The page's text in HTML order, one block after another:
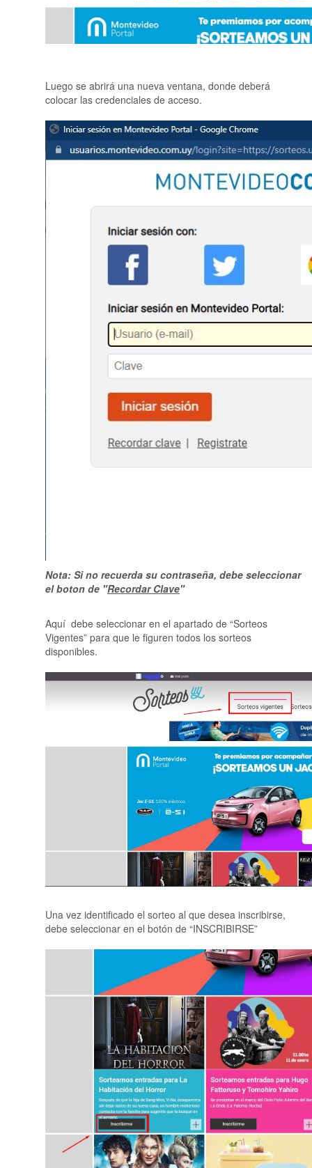
Luego se abrirá una nueva ventana, donde deberá
colocar las credenciales de acceso.
Nota: Si no recuerda su contraseña, debe seleccionar
el boton de "Recordar Clave"
Aquí debe seleccionar en el apartado de “Sorteos
Vigentes” para que le figuren todos los sorteos
disponibles.
Una vez identificado el sorteo al que desea inscribirse,
debe seleccionar en el botón de “INSCRIBIRSE”